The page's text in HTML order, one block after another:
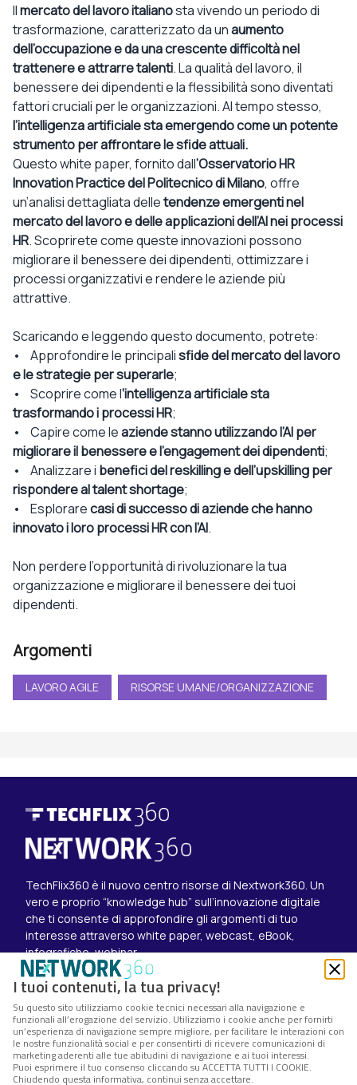
Ilmercato del lavoro italianosta vivendo un periodo di
trasformazione, caratterizzato da unaumento
dell’occupazione e da una crescente difficoltà nel
trattenere e attrarre talenti. La qualità del lavoro, il
benessere dei dipendenti e la flessibilità sono diventati
fattori cruciali per le organizzazioni. Al tempo stesso,
l’intelligenza artificiale sta emergendo come un potente
strumento per affrontare le sfide attuali.
Questo white paper, fornito dall’Osservatorio HR
Innovation Practice del Politecnico di Milano, offre
un’analisi dettagliata delletendenze emergenti nel
mercato del lavoro e delle applicazioni dell’AI nei processi
HR. Scoprirete come queste innovazioni possono
migliorare il benessere dei dipendenti, ottimizzare i
processi organizzativi e rendere le aziende più
attrattive.
Scaricando e leggendo questo documento, potrete:
• Approfondire le principalisfide del mercato del lavoro
e le strategie per superarle;
• Scoprire come l‘intelligenza artificiale sta
trasformando i processi HR;
• Capire come leaziende stanno utilizzando l’AI per
migliorare il benessere e l’engagement dei dipendenti;
• Analizzare i benefici del reskilling e dell’upskilling per
rispondere al talent shortage;
• Esplorarecasi di successo di aziende che hanno
innovato i loro processi HR con l’AI.
Non perdere l’opportunità di rivoluzionare la tua
organizzazione e migliorare il benessere dei tuoi
dipendenti.
Argomenti
LAVORO AGILE RISORSE UMANE/ORGANIZZAZIONE
TechFlix360 è il nuovo centro risorse di Nextwork360. Un
vero e proprio “knowledge hub” sull’innovazione digitale
che ti consente di approfondire gli argomenti di tuo
interesse attraverso white paper, webcast, eBook,
infografiche, webinar.
Esplora i contenuti
Canali
White paper
Eventi on demand
Eventi futuri
Seguici su
Twitter
I tuoi contenuti, la tua privacy!
Su questo sito utilizziamo cookie tecnici necessari alla navigazione e
funzionali all’erogazione del servizio. Utilizziamo i cookie anche per fornirti
un’esperienza di navigazione sempre migliore, per facilitare le interazioni con
le nostre funzionalità social e per consentirti di ricevere comunicazioni di
marketing aderenti alle tue abitudini di navigazione e ai tuoi interessi.
Puoi esprimere il tuo consenso cliccando su ACCETTA TUTTI I COOKIE.
Chiudendo questa informativa, continui senza accettare.